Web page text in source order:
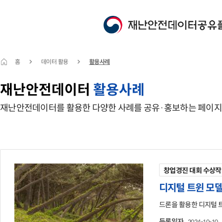
홈 데이터 활용 활용사례
재난안전데이터 활용사례
재난안전데이터를 활용한 다양한 사례를 공유·홍보하는 페이
창업경진 대회 수상작
디지털 트윈 모
드론을 활용한 디지털